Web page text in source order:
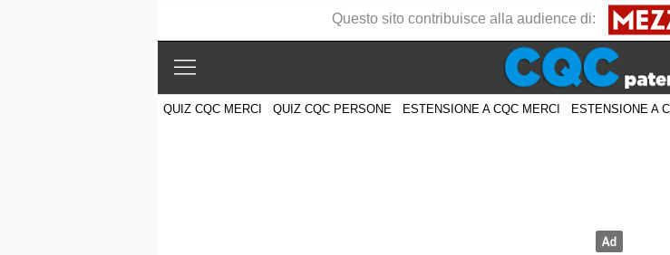
QUIZ CQC MERCI QUIZ CQC PERSONE ESTENSIONE A CQC MERCI ESTENSIONE A
Questo sito contribuisce alla audience di: